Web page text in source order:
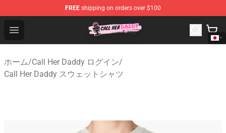
FREE shipping on orders over $100
Open menu
Call Her Daddy Store - Official Call Her Daddy
ホーム/Call Her Daddy ログイン/
Call Her Daddy スウェットシャツ